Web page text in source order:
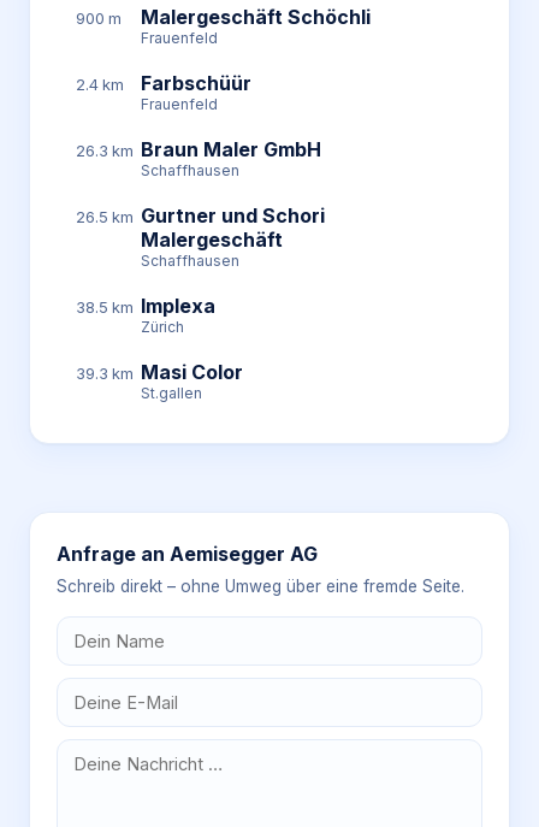
900 m Malergeschäft Schöchli
Frauenfeld
2.4 km Farbschüür
Frauenfeld
26.3 km Braun Maler GmbH
Schaffhausen
26.5 km Gurtner und Schori
Malergeschäft
Schaffhausen
38.5 km Implexa
Zürich
39.3 km Masi Color
St.gallen
Anfrage an Aemisegger AG
Schreib direkt – ohne Umweg über eine fremde Seite.